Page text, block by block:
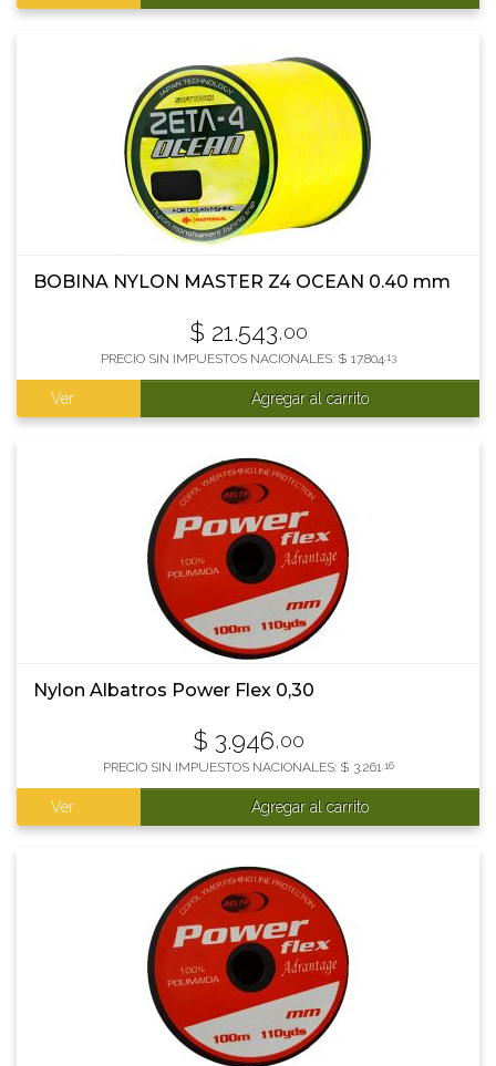
BOBINA NYLON MASTER Z4 OCEAN 0.40 mm
$ 21.543,00
PRECIO SIN IMPUESTOS NACIONALES: $ 17.804 ,13
Ver Agregar al carrito
Nylon Albatros Power Flex 0,30
$ 3.946,00
PRECIO SIN IMPUESTOS NACIONALES: $ 3.261 ,16
Ver Agregar al carrito